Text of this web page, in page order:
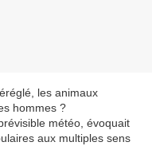
les animaux
hommes ?
météo, évoquait
aux multiples sens